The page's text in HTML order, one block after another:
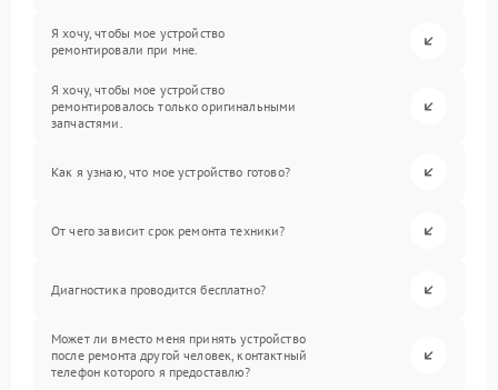
Я хочу, чтобы мое устройство
ремонтировали при мне.
Я хочу, чтобы мое устройство
ремонтировалось только оригинальными
запчастями.
Как я узнаю, что мое устройство готово?
От чего зависит срок ремонта техники?
Диагностика проводится бесплатно?
Может ли вместо меня принять устройство
после ремонта другой человек, контактный
телефон которого я предоставлю?